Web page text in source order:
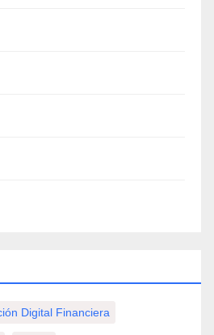
Digital Financiera